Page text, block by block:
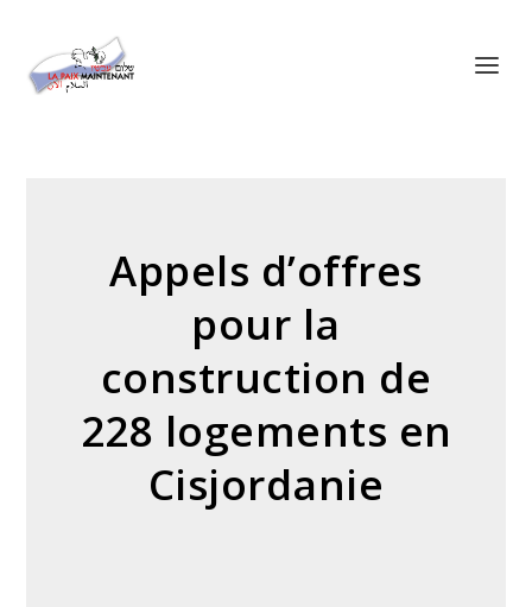
Appels d’offres
pour la
construction de
228 logements en
Cisjordanie